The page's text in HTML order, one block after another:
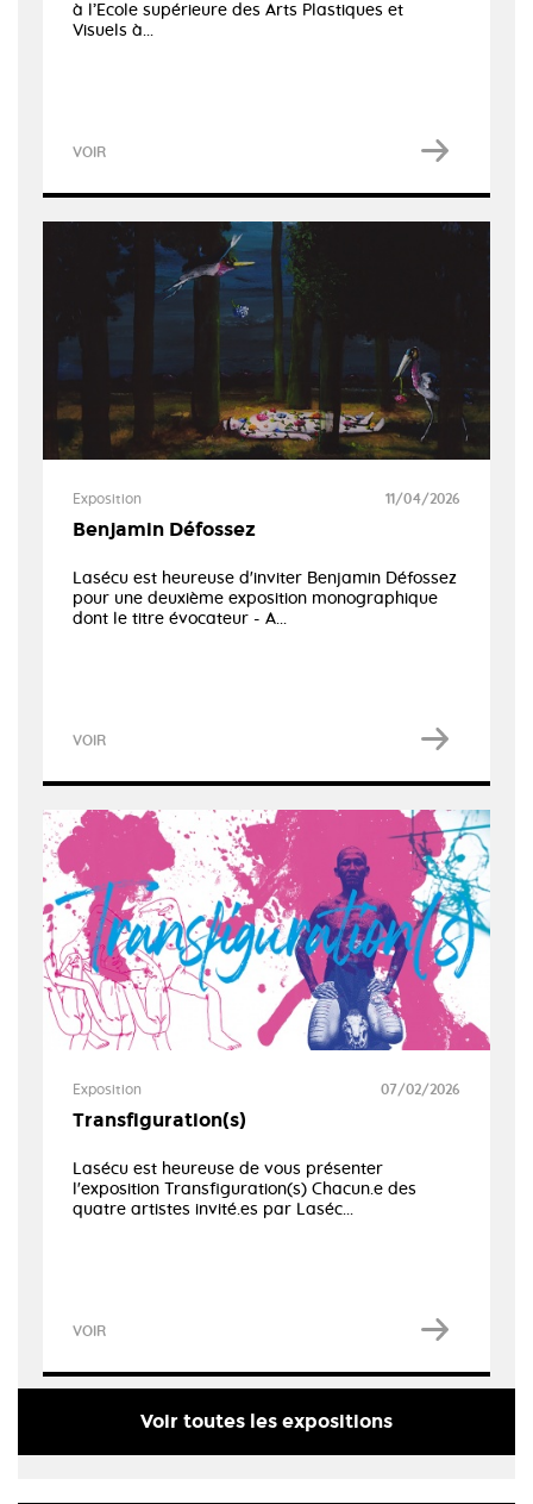
à l’Ecole supérieure des Arts Plastiques et
Visuels à...
VOIR
Exposition 11/04/2026
Benjamin Défossez
Lasécu est heureuse d'inviter Benjamin Défossez
pour une deuxième exposition monographique
dont le titre évocateur - A...
VOIR
Exposition 07/02/2026
Transfiguration(s)
Lasécu est heureuse de vous présenter
l'exposition Transfiguration(s) Chacun.e des
quatre artistes invité.es par Laséc...
VOIR
Voir toutes les expositions